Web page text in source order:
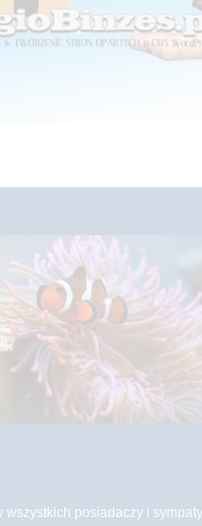
wszystkich posiadaczy i